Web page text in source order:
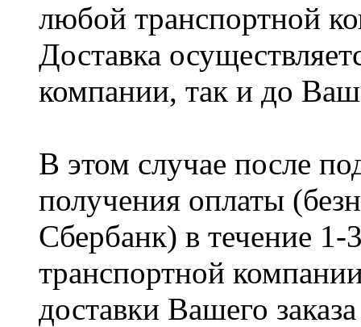
любой транспортной
Доставка
компании, так и до
В этом случае после
получения оплаты
Сбербанк) в течение
транспортной
доставки Вашего